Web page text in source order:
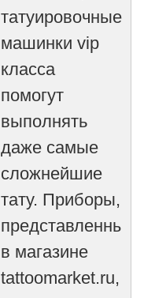
татуировочные
машинки vip
класса
помогут
выполнять
даже самые
сложнейшие
тату. Приборы,
представленные
в магазине
tattoomarket.ru,